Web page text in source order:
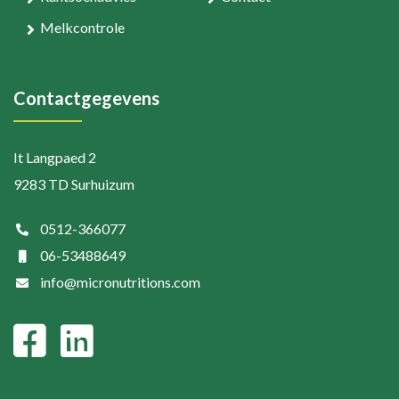
Melkcontrole
Contactgegevens
It Langpaed 2
9283 TD Surhuizum
0512-366077
06-53488649
info@micronutritions.com